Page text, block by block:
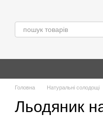
Головна Натуральні солодощі
Льодяник